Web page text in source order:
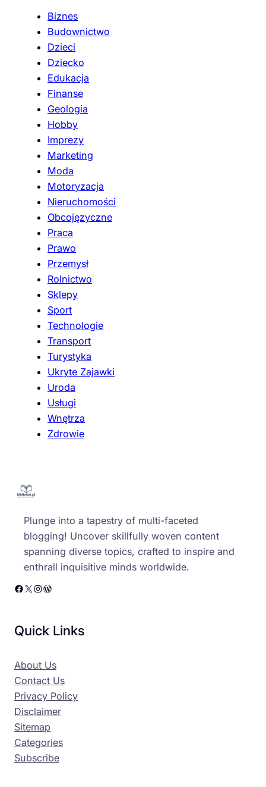
Biznes
Budownictwo
Dzieci
Dziecko
Edukacja
Finanse
Geologia
Hobby
Imprezy
Marketing
Moda
Motoryzacja
Nieruchomości
Obcojęzyczne
Praca
Prawo
Przemysł
Rolnictwo
Sklepy
Sport
Technologie
Transport
Turystyka
Ukryte Zajawki
Uroda
Usługi
Wnętrza
Zdrowie
Plunge into a tapestry of multi-faceted
blogging! Uncover skillfully woven content
spanning diverse topics, crafted to inspire and
enthrall inquisitive minds worldwide.
Facebook X Instagram WordPress
Quick Links
About Us
Contact Us
Privacy Policy
Disclaimer
Sitemap
Categories
Subscribe